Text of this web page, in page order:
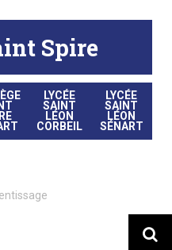
Spire
LYCÉE
SAINT
LÉON
CORBEIL
LYCÉE
SAINT
LÉON
SÉNART
